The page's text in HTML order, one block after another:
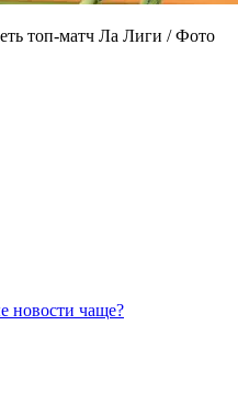
топ-матч Ла Лиги / Фото
новости чаще?